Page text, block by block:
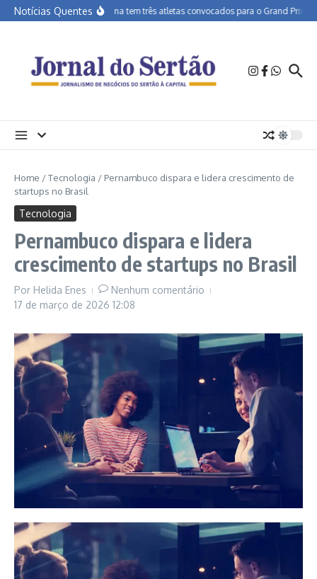
Ir para o conteúdo
Notícias QuentesAPA Petrolina tem três atletas convocados para o Grand Prix de
Home /Tecnologia / Pernambuco dispara e lidera crescimento de
startups no Brasil
Tecnologia
Pernambuco dispara e lidera
crescimento de startups no Brasil
Por Helida Enes
Nenhum comentário
17 de março de 2026 12:08